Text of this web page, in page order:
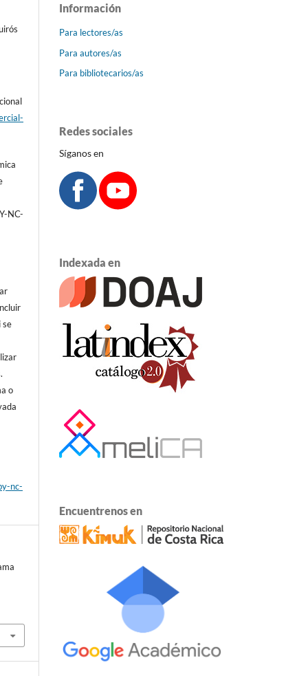
NC-
se
o
nc-
Información
Para lectores/as
Para autores/as
Para bibliotecarios/as
Redes sociales
Síganos en
Indexada en
Encuentrenos en